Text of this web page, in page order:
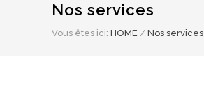
Nos services
Vous êtes ici: HOME / Nos services